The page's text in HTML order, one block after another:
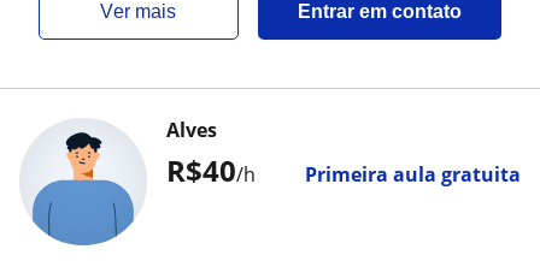
ver mais Entrar em contato
R$40/h Primeira aula gratuita
Alves